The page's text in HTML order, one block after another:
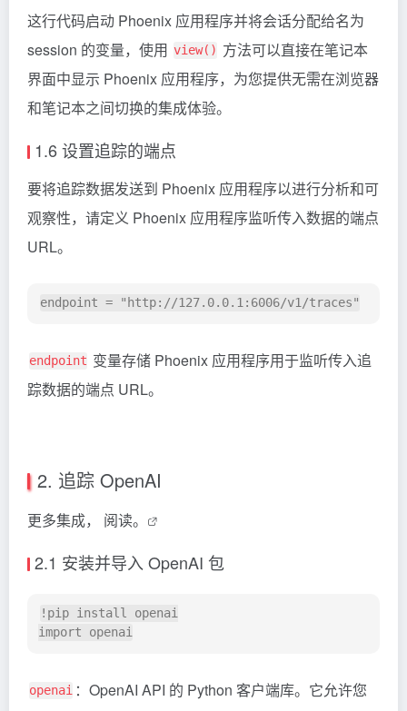
这行代码启动 Phoenix 应用程序并将会话分配给名为
session 的变量，使用 view() 方法可以直接在笔记本
界面中显示 Phoenix 应用程序，为您提供无需在浏览器
和笔记本之间切换的集成体验。
1.6 设置追踪的端点
要将追踪数据发送到 Phoenix 应用程序以进行分析和可
观察性，请定义 Phoenix 应用程序监听传入数据的端点
URL。
endpoint 变量存储 Phoenix 应用程序用于监听传入追
踪数据的端点 URL。
2. 追踪 OpenAI
更多集成， 阅读。
2.1 安装并导入 OpenAI 包
!pip install openai
openai ：OpenAI API 的 Python 客户端库。它允许您